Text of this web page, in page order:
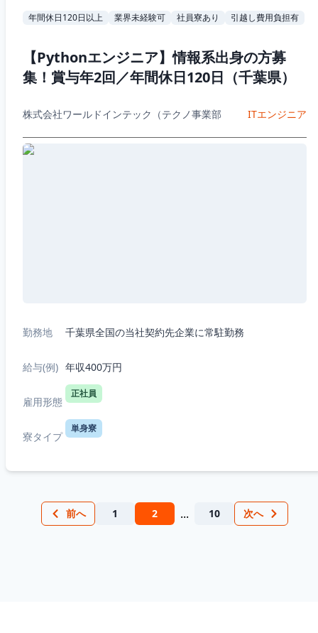
年間休日120日以上 業界未経験可 社員寮あり 引越し費用負担有
【Pythonエンジニア】情報系出身の方募
集！賞与年2回／年間休日120日（千葉県）
株式会社ワールドインテック（テクノ事業部 ITエンジニア
勤務地 千葉県全国の当社契約先企業に常駐勤務
給与(例) 年収400万円
雇用形態
正社員
寮タイプ
単身寮
前へ 1 2 ... 10 次へ